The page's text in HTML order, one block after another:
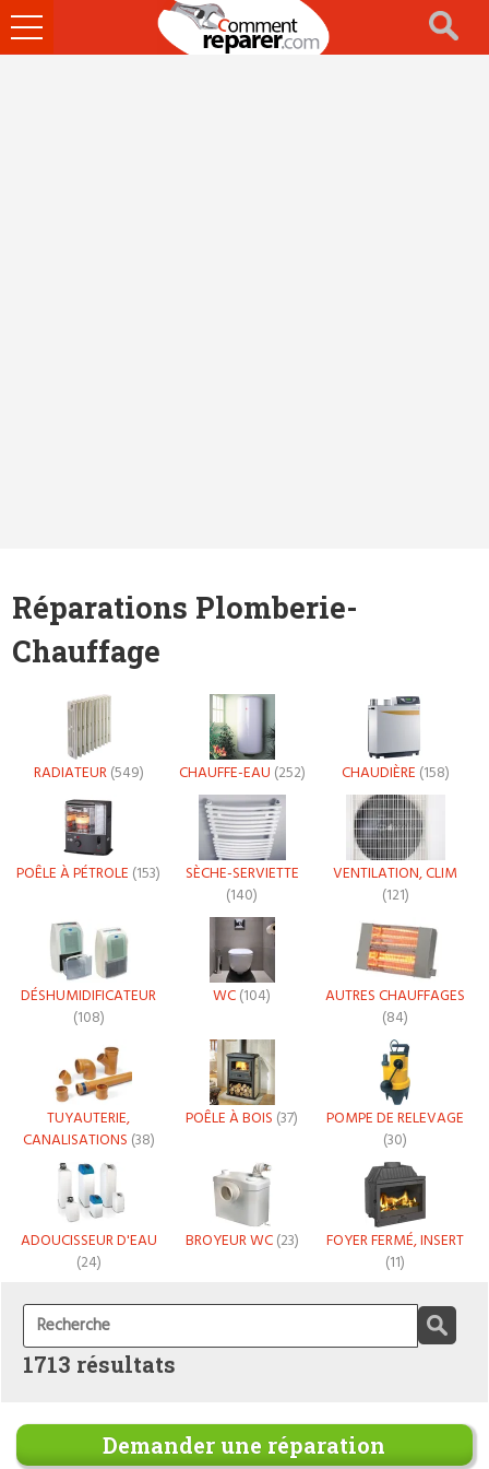
Ouvrir
le
Réparations Plomberie-
Chauffage
RADIATEUR(549) CHAUFFE-EAU (252) CHAUDIÈRE (158)
POÊLE À PÉTROLE (153)
SÈCHE-SERVIETTE
(140)
VENTILATION, CLIM
(121)
DÉSHUMIDIFICATEUR
(108)
WC(104)
AUTRES CHAUFFAGES
(84)
TUYAUTERIE,
CANALISATIONS (38)
POÊLE À BOIS (37)
POMPE DE RELEVAGE
(30)
ADOUCISSEUR D'EAU
(24)
BROYEUR WC(23)
FOYER FERMÉ, INSERT
(11)
1713 résultats
Demander une réparation